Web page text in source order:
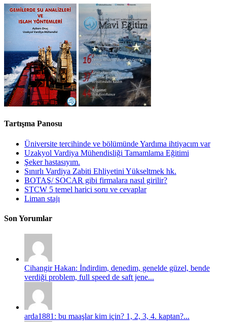
Tartışma Panosu
Üniversite tercihinde ve bölümünde Yardıma ihtiyacım var
Uzakyol Vardiya Mühendisliği Tamamlama Eğitimi
Şeker hastasıyım.
Sınırlı Vardiya Zabiti Ehliyetini Yükseltmek hk.
BOTAŞ/ SOCAR gibi firmalara nasıl girilir?
STCW 5 temel harici soru ve cevaplar
Liman stajı
Son Yorumlar
Cihangir Hakan: İndirdim, denedim, genelde güzel, bende
verdiği problem, full speed de saft jene...
arda1881: bu maaşlar kim için? 1, 2, 3, 4. kaptan?...